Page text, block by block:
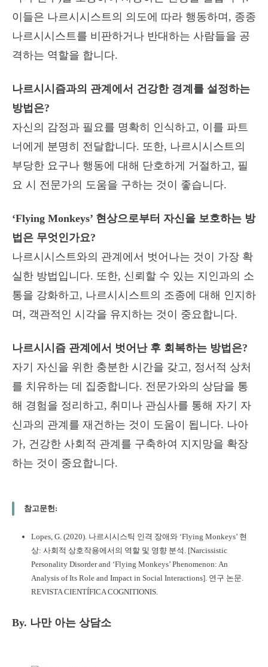
이들은 나르시시스트의 의도에 따라 행동하며, 종종
나르시시스트를 비판하거나 반대하는 사람들을 공
격하는 역할을 합니다.
나르시시즘과의 관계에서 건강한 경계를 설정하는
방법은?
자신의 감정과 필요를 명확히 인식하고, 이를 파트
너에게 분명히 전달합니다. 또한, 나르시시스트의
부당한 요구나 행동에 대해 단호하게 거절하고, 필
요 시 전문가의 도움을 구하는 것이 좋습니다.
‘Flying Monkeys’ 현상으로부터 자신을 보호하는 방
법은 무엇인가요?
나르시시스트와의 관계에서 벗어나는 것이 가장 확
실한 방법입니다. 또한, 신뢰할 수 있는 지인과의 소
통을 강화하고, 나르시시스트의 조종에 대해 인지하
며, 객관적인 시각을 유지하는 것이 중요합니다.
나르시시즘 관계에서 벗어난 후 회복하는 방법은?
자기 자신을 위한 충분한 시간을 갖고, 정서적 상처
를 치유하는 데 집중합니다. 전문가와의 상담을 통
해 경험을 정리하고, 취미나 관심사를 통해 자기 자
신과의 관계를 재건하는 것이 도움이 됩니다. 나아
가, 건강한 사회적 관계를 구축하여 지지망을 확장
하는 것이 중요합니다.
참고문헌:
Lopes, G. (2020). 나르시시스틱 인격 장애와 ‘Flying Monkeys’ 현
상: 사회적 상호작용에서의 역할 및 영향 분석. [Narcissistic
Personality Disorder and ‘Flying Monkeys’ Phenomenon: An
Analysis of Its Role and Impact in Social Interactions]. 연구 논문.
REVISTA CIENTÍFICA COGNITIONIS.
By. 나만 아는 상담소